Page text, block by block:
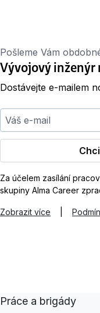
Pošleme Vám
Vývojový
Dostávejte e-mailem
Váš e-mail
Za účelem zasílání
skupiny Alma Career
Zobrazit více
Práce a brigády